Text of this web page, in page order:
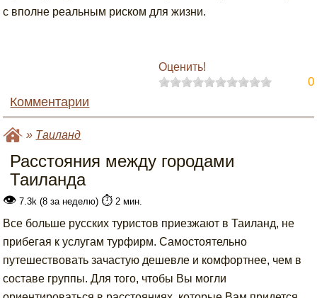
с вполне реальным риском для жизни.
Оценить!
0
Комментарии
» Таиланд
Расстояния между городами
Таиланда
👁 7.3k (8 за неделю) ⏱️ 2 мин.
Все больше русских туристов приезжают в Таиланд, не
прибегая к услугам турфирм. Самостоятельно
путешествовать зачастую дешевле и комфортнее, чем в
составе группы. Для того, чтобы Вы могли